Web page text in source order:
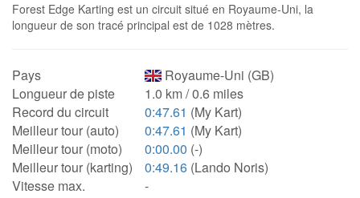
Forest Edge Karting est un circuit situé en Royaume-Uni, la
longueur de son tracé principal est de 1028 mètres.
Pays
Royaume-Uni (GB)
Longueur de piste
1.0 km / 0.6 miles
Record du circuit
0:47.61 (My Kart)
Meilleur tour (auto)
0:47.61 (My Kart)
Meilleur tour (moto)
0:00.00 (-)
Meilleur tour (karting)
0:49.16 (Lando Noris)
Vitesse max.
-